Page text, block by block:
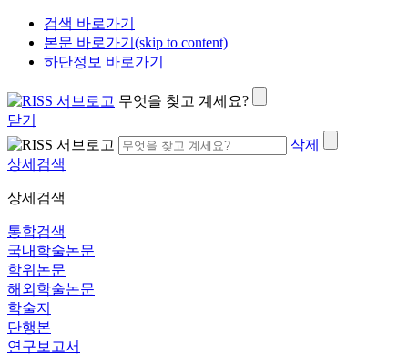
검색 바로가기
본문 바로가기(skip to content)
하단정보 바로가기
무엇을 찾고 계세요?
닫기
삭제
상세검색
상세검색
통합검색
국내학술논문
학위논문
해외학술논문
학술지
단행본
연구보고서